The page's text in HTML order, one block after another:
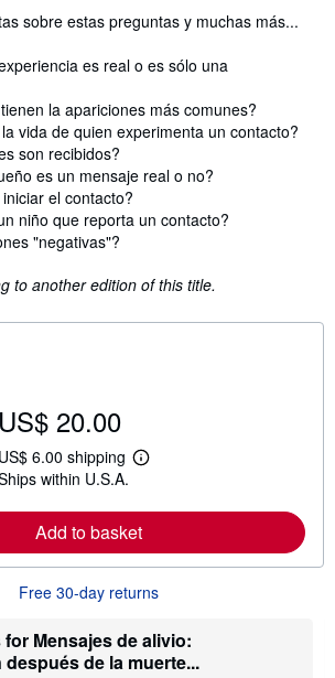
sobre estas preguntas y muchas más...
es real o es sólo una
la apariciones más comunes?
vida de quien experimenta un contacto?
son recibidos?
es un mensaje real o no?
el contacto?
niño que reporta un contacto?
"negativas"?
to another edition of this title.
US$ 20.00
US$ 6.00 shipping
L
r
n
o
e
o
u
within U.S.A.
Add to basket
Free 30-day returns
Mensajes de alivio:
de la muerte...